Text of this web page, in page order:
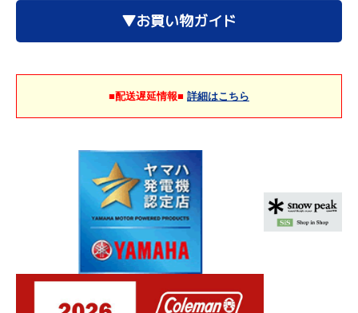
▼お買い物ガイド
■配送遅延情報■ 詳細はこちら